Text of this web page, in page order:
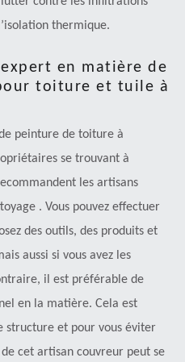
thermique.
en matière de
toiture et tuile à
peinture de toiture à
se trouvant à
les artisans
. Vous pouvez effectuer
des outils, des produits et
aussi si vous avez les
il est préférable de
en la matière. Cela est
structure et pour vous éviter
de cet artisan couvreur peut se